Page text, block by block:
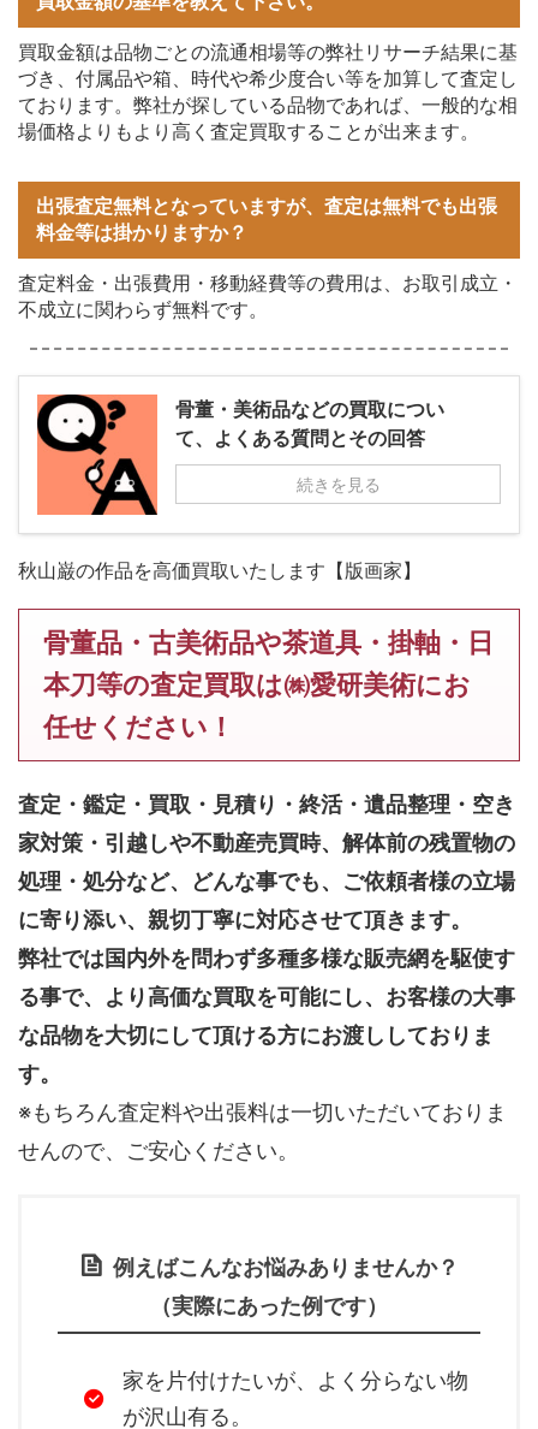
買取金額は品物ごとの流通相場等の弊社リサーチ結果に基
づき、付属品や箱、時代や希少度合い等を加算して査定し
ております。弊社が探している品物であれば、一般的な相
場価格よりもより高く査定買取することが出来ます。
出張査定無料となっていますが、査定は無料でも出張
料金等は掛かりますか？
査定料金・出張費用・移動経費等の費用は、お取引成立・
不成立に関わらず無料です。
骨董・美術品などの買取につい
て、よくある質問とその回答
続きを見る
秋山巌の作品を高価買取いたします【版画家】
骨董品・古美術品や茶道具・掛軸・日
本刀等の査定買取は㈱愛研美術にお
任せください！
査定・鑑定・買取・見積り・終活・遺品整理・空き
家対策・引越しや不動産売買時、解体前の残置物の
処理・処分など、どんな事でも、 ご依頼者様の立場
に寄り添い、親切丁寧に対応させて頂きます。
弊社では国内外を問わず多種多様な販売網を駆使す
る事で、より高価な買取を可能にし、お客様の大事
な品物を大切にして頂ける方にお渡ししておりま
す。
※もちろん査定料や出張料は一切いただいておりま
せんので、ご安心ください。
例えばこんなお悩みありませんか？
（実際にあった例です）
家を片付けたいが、よく分らない物
が沢山有る。